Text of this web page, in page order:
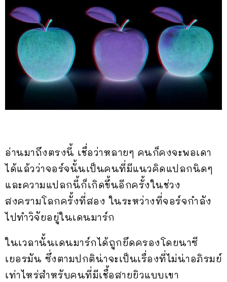
อ่านมาถึงตรงนี้ เชื่อว่าหลายๆ คนก็คงจะพอเดา
ได้แล้วว่าจอร์จนั้นเป็นคนที่มีแนวคิดแปลกนิดๆ
และความแปลกนี้ก็เกิดขึ้นอีกครั้งในช่วง
สงครามโลกครั้งที่สอง ในระหว่างที่จอร์จกำลัง
ไปทำวิจัยอยู่ในเดนมาร์ก
ในเวลานั้นเดนมาร์กได้ถูกยึดครองโดยนาซี
เยอรมัน ซึ่งตามปกติน่าจะเป็นเรื่องที่ไม่น่าอภิรมย์
เท่าไหร่สำหรับคนที่มีเชื้อสายยิวแบบเขา